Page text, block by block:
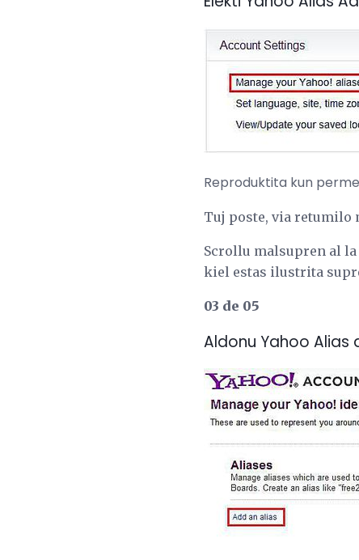
Reproduktita kun
Tuj poste, via retumilo
Scrollu malsupren al
kiel estas ilustrita
03 de 05
Aldonu Yahoo Alias